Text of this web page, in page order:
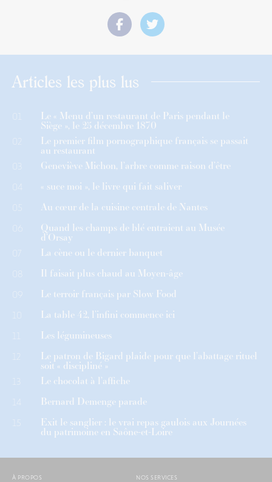
Articles les plus lus
01 Le « Menu d’un restaurant de Paris pendant le
Siège », le 25 décembre 1870
Le premier film pornographique français se passait
au restaurant
03 Geneviève Michon, l’arbre comme raison d’être
« suce moi », le livre qui fait saliver
Au cœur de la cuisine centrale de Nantes
06 Quand les champs de blé entraient au Musée
d’Orsay
07 La cène ou le dernier banquet
Il faisait plus chaud au Moyen-âge
09 Le terroir français par Slow Food
10 La table 42, l’infini commence ici
11 Les légumineuses
12 Le patron de Bigard plaide pour que l’abattage rituel
soit « discipliné »
13 Le chocolat à l’affiche
14 Bernard Demenge parade
15 Exit le sanglier : le vrai repas gaulois aux Journées
du patrimoine en Saône-et-Loire
À PROPOS NOS SERVICES